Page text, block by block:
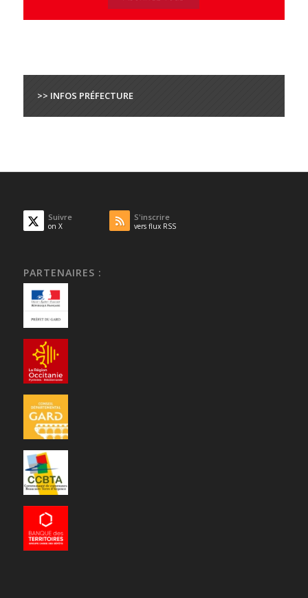
>> INFOS PRÉFECTURE
Suivre
on X
S'inscrire
vers flux RSS
PARTENAIRES :